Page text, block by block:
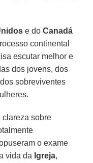
e doCanadá
continental
escutar melhor e
dos jovens, dos
sobreviventes
clareza sobre
o exame
vida da Igreja,